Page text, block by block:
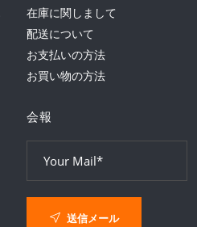
在庫に関しまして
配送について
お支払いの方法
お買い物の方法
会報
送信メール